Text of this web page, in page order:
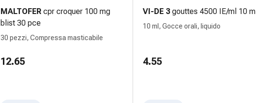
MALTOFER cpr croquer 100 mg
blist 30 pce
30 pezzi, Compressa masticabile
12.65
VI-DE 3 gouttes 4500 IE/ml 10 ml
10 ml, Gocce orali, liquido
4.55